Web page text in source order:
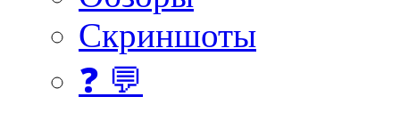
Скриншоты
❓ 💬